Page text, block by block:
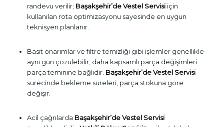
randevu verilir; Başakşehir’de Vestel Servisiiçin
kullanılan rota optimizasyonu sayesinde en uygun
teknisyen planlanır.
Basit onarımlar ve filtre temizliği gibi işlemler genellikle
aynı gün çözülebilir; daha kapsamlı parça değişimleri
parça teminine bağlıdır. Başakşehir’de Vestel Servisi
sürecinde bekleme süreleri, parça stokuna göre
değişir.
Acil çağrılarda Başakşehir’de Vestel Servisi